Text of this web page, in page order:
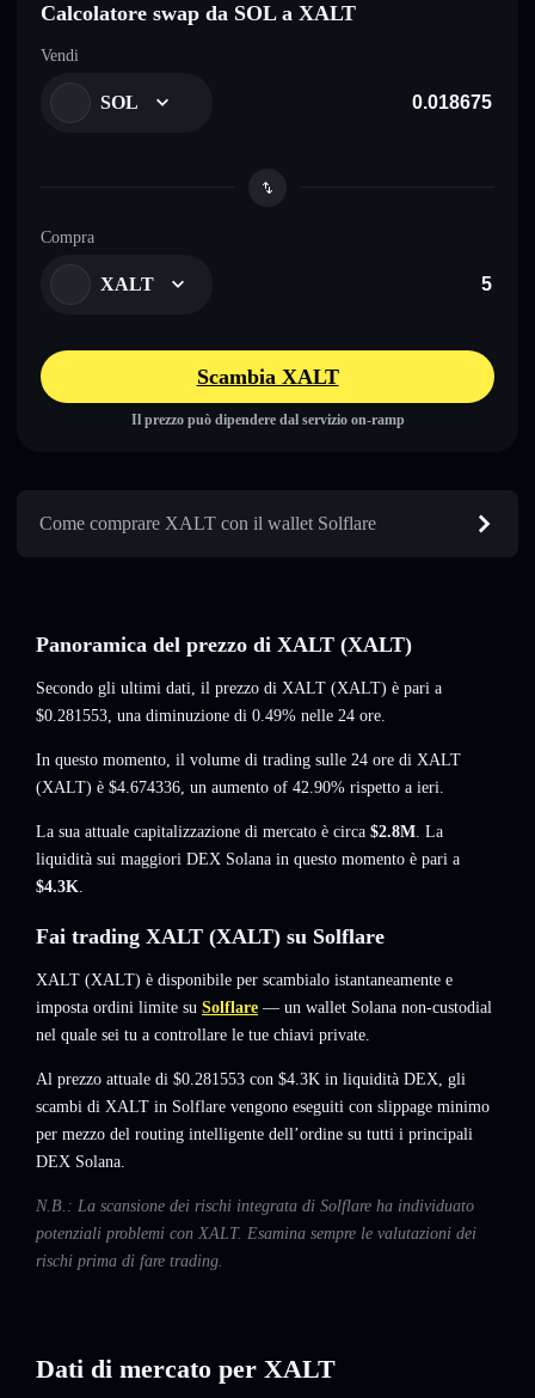
Calcolatore swap da SOL a XALT
Vendi
SOL
Compra
XALT
Scambia XALT
Il prezzo può dipendere dal servizio on-ramp
Come comprare XALT con il wallet Solflare
Panoramica del prezzo di XALT (XALT)
Secondo gli ultimi dati, il prezzo di XALT (XALT) è pari a
$0.281553, una diminuzione di 0.49% nelle 24 ore.
In questo momento, il volume di trading sulle 24 ore di XALT
(XALT) è $4.674336, un aumento of 42.90% rispetto a ieri.
La sua attuale capitalizzazione di mercato è circa $2.8M. La
liquidità sui maggiori DEX Solana in questo momento è pari a
$4.3K.
Fai trading XALT (XALT) su Solflare
XALT (XALT) è disponibile per scambialo istantaneamente e
imposta ordini limite su Solflare — un wallet Solana non-custodial
nel quale sei tu a controllare le tue chiavi private.
Al prezzo attuale di $0.281553 con $4.3K in liquidità DEX, gli
scambi di XALT in Solflare vengono eseguiti con slippage minimo
per mezzo del routing intelligente dell’ordine su tutti i principali
DEX Solana.
N.B.: La scansione dei rischi integrata di Solflare ha individuato
potenziali problemi con XALT. Esamina sempre le valutazioni dei
rischi prima di fare trading.
Dati di mercato per XALT